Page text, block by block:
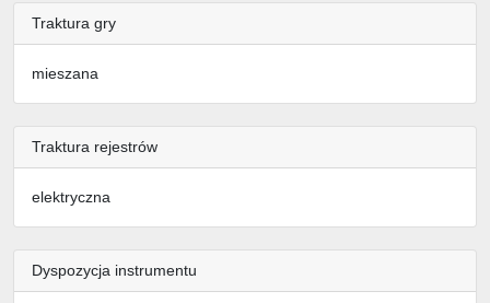
Traktura gry
mieszana
Traktura rejestrów
elektryczna
Dyspozycja instrumentu